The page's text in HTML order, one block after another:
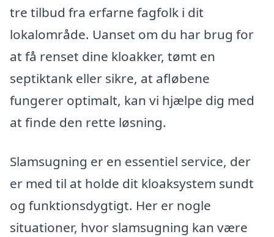
tre tilbud fra erfarne fagfolk i dit
lokalområde. Uanset om du har brug for
at få renset dine kloakker, tømt en
septiktank eller sikre, at afløbene
fungerer optimalt, kan vi hjælpe dig med
at finde den rette løsning.
Slamsugning er en essentiel service, der
er med til at holde dit kloaksystem sundt
og funktionsdygtigt. Her er nogle
situationer, hvor slamsugning kan være